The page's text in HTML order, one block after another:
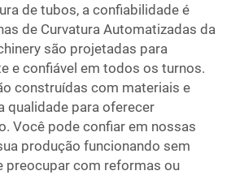
de tubos, a confiabilidade é
de Curvatura Automatizadas da
são projetadas para
e confiável em todos os turnos.
construídas com materiais e
qualidade para oferecer
Você pode confiar em nossas
produção funcionando sem
preocupar com reformas ou